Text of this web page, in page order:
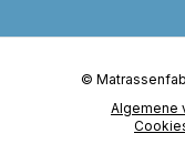
Algemene
©